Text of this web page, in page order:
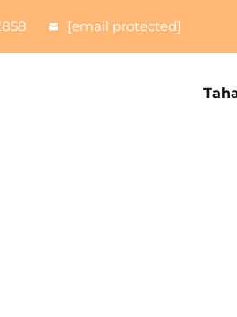
[email protected]